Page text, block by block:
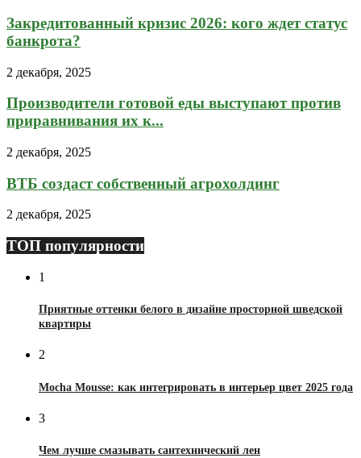
Закредитованный кризис 2026: кого ждет статус
банкрота?
2 декабря, 2025
Производители готовой еды выступают против
приравнивания их к...
2 декабря, 2025
ВТБ создаст собственный агрохолдинг
2 декабря, 2025
ТОП популярности
1
Приятные оттенки белого в дизайне просторной шведской
квартиры
2
Mocha Mousse: как интегрировать в интерьер цвет 2025 года
3
Чем лучше смазывать сантехнический лен